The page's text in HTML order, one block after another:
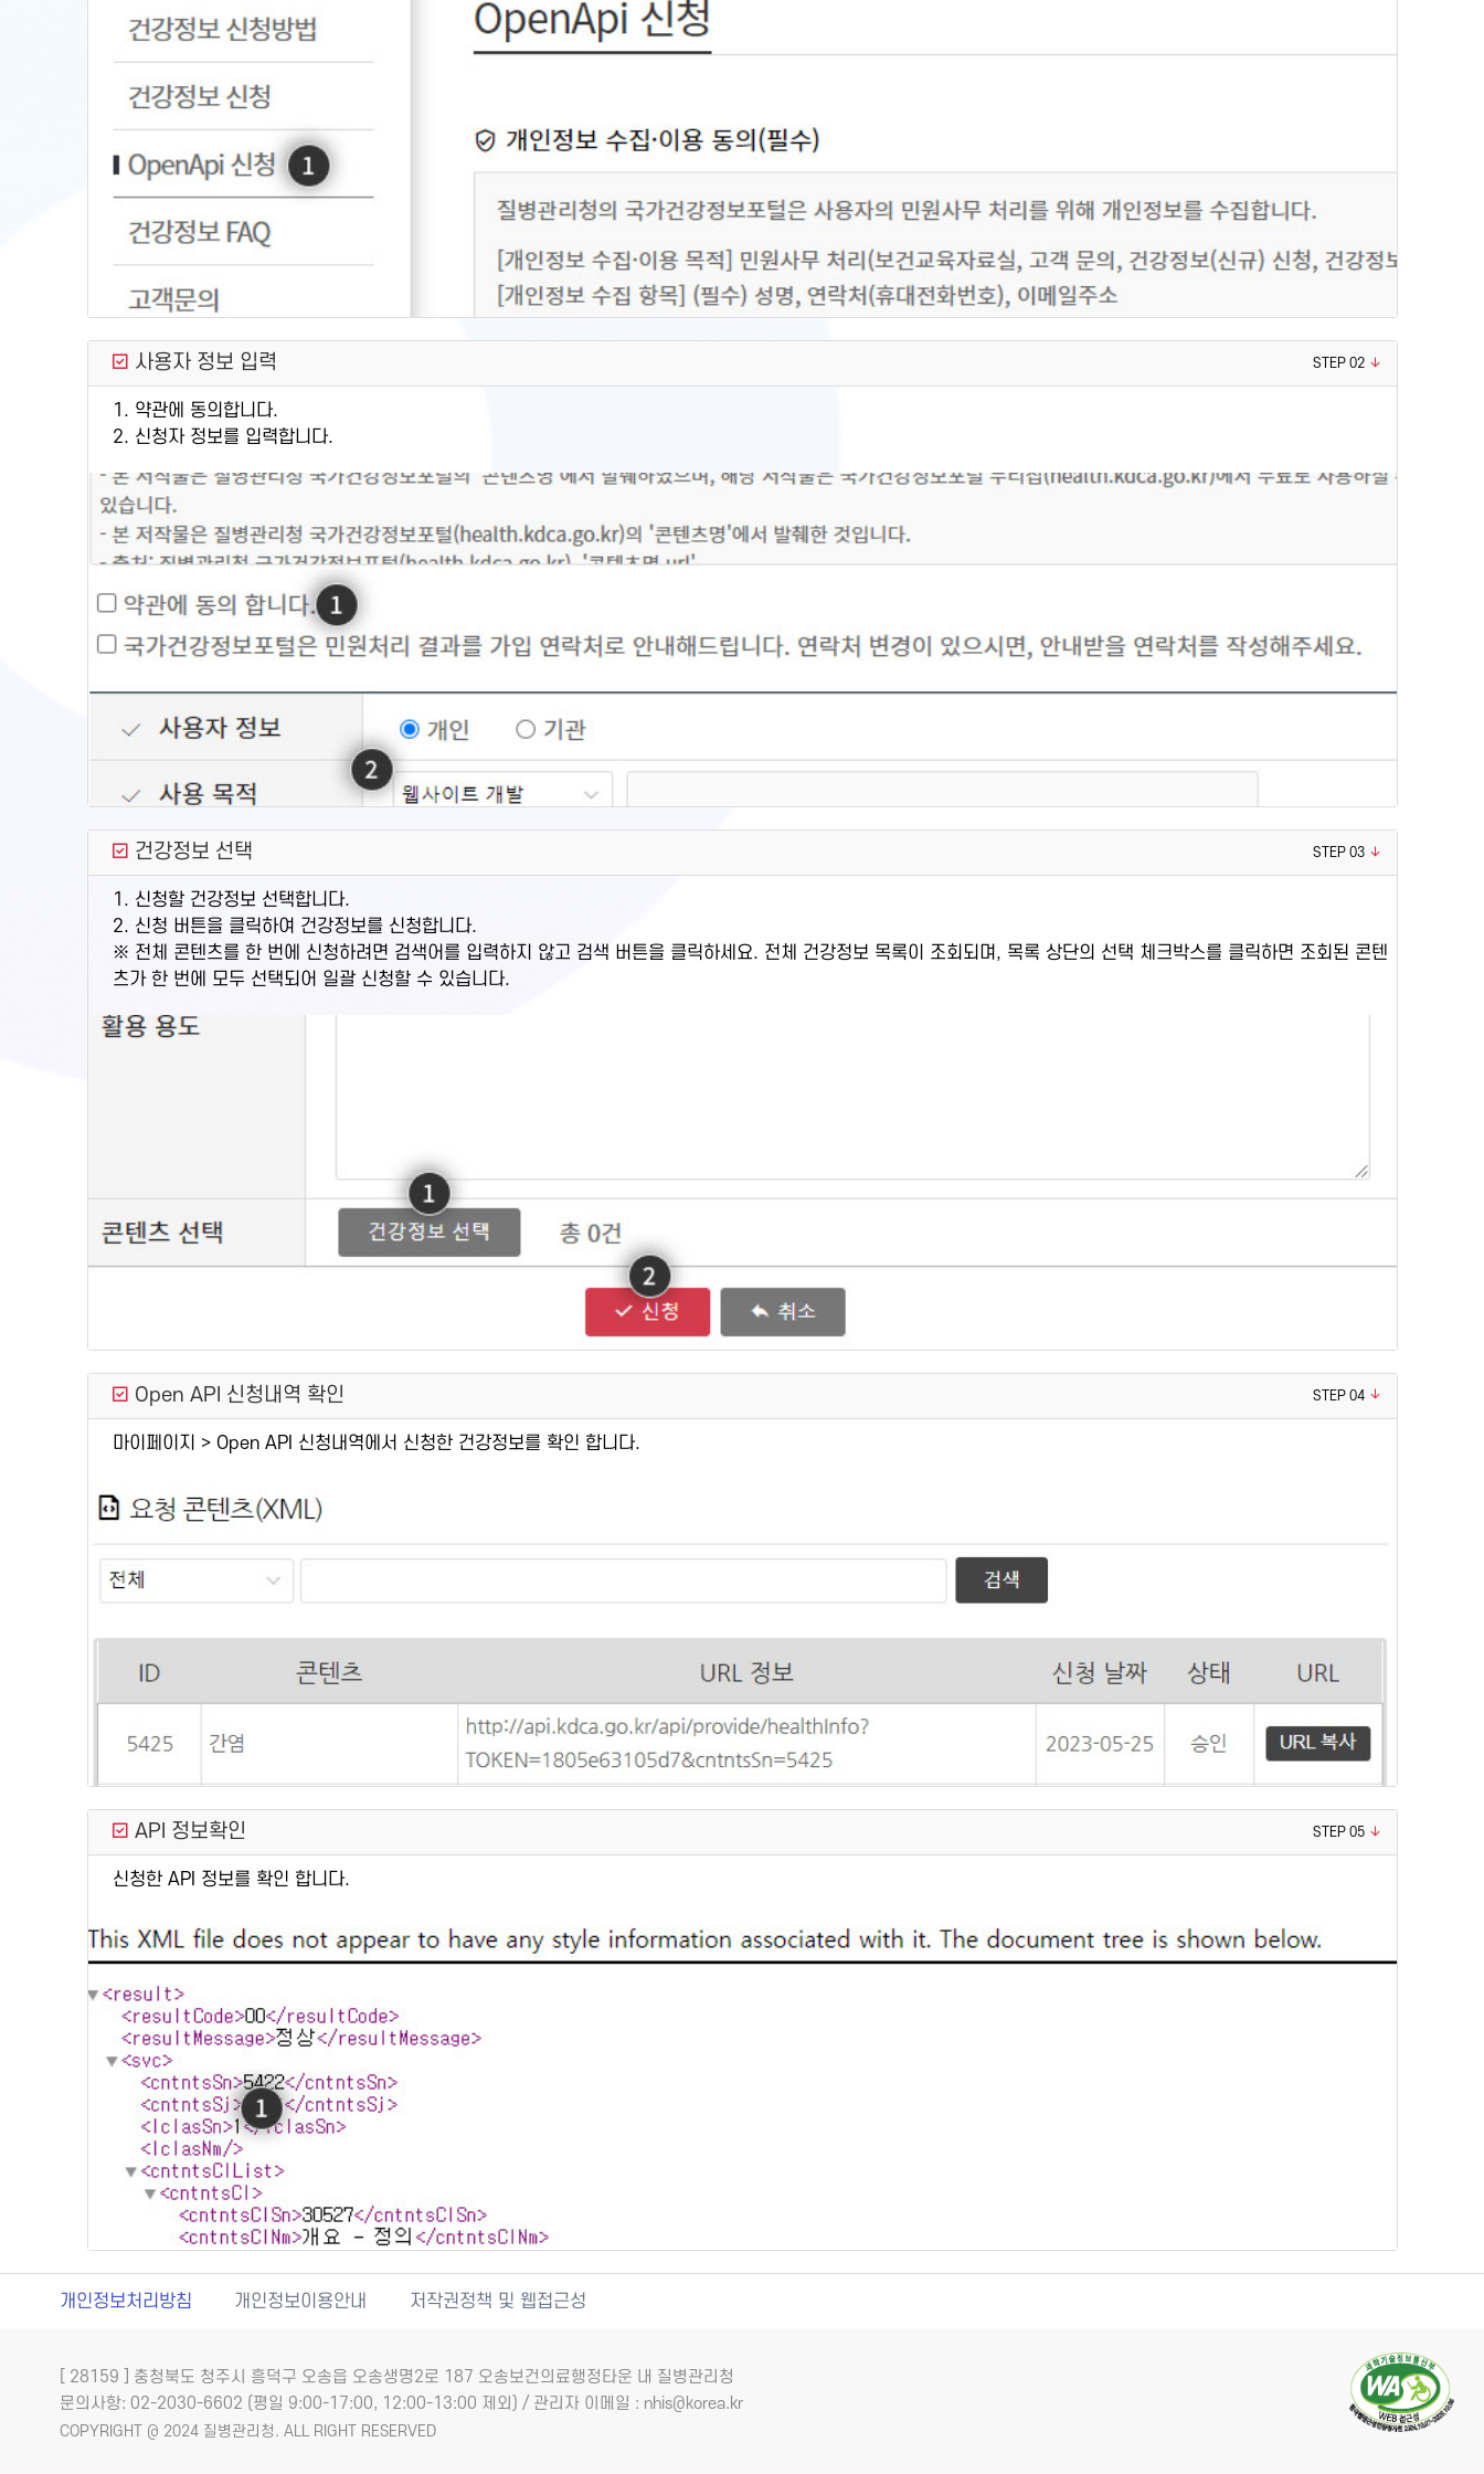
사용자 정보 입력 STEP 02
1. 약관에 동의합니다.
2. 신청자 정보를 입력합니다.
건강정보 선택 STEP 03
1. 신청할 건강정보 선택합니다.
2. 신청 버튼을 클릭하여 건강정보를 신청합니다.
※ 전체 콘텐츠를 한 번에 신청하려면 검색어를 입력하지 않고 검색 버튼을 클릭하세요. 전체 건강정보 목록이 조회되며, 목록 상단의 선택 체크박스를 클릭하면 조회된 콘텐
츠가 한 번에 모두 선택되어 일괄 신청할 수 있습니다.
Open API 신청내역 확인 STEP 04
마이페이지 > Open API 신청내역에서 신청한 건강정보를 확인 합니다.
API 정보확인 STEP 05
신청한 API 정보를 확인 합니다.
개인정보처리방침 개인정보이용안내 저작권정책 및 웹접근성
[ 28159 ] 충청북도 청주시 흥덕구 오송읍 오송생명2로 187 오송보건의료행정타운 내 질병관리청
문의사항: 02-2030-6602 (평일 9:00-17:00, 12:00-13:00 제외) / 관리자 이메일 : nhis@korea.kr
COPYRIGHT @ 2024 질병관리청. ALL RIGHT RESERVED